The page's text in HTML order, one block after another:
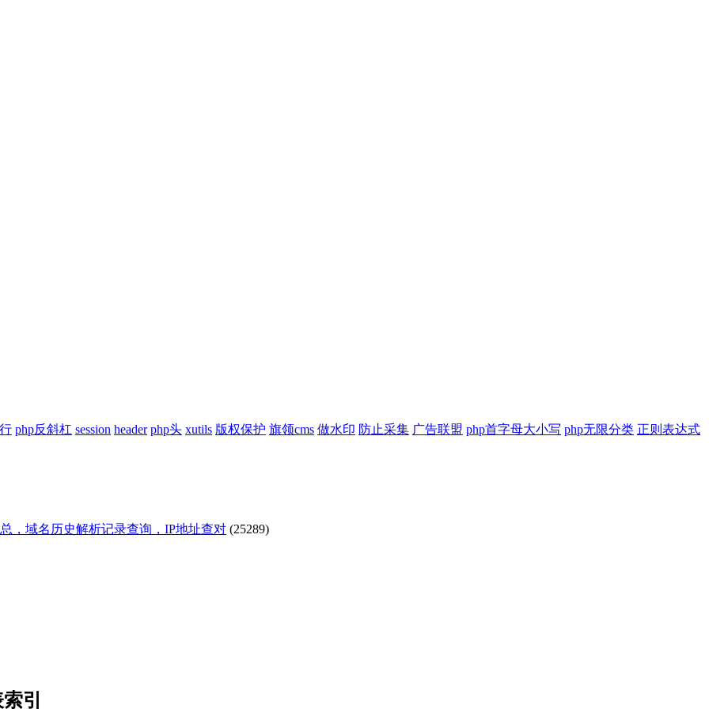
php反斜杠 session header php头 xutils 版权保护 旗领cms 做水印 防止采集 广告联盟 php首字母大小写 php无限分类 正则表达式
，域名历史解析记录查询，IP地址查对 (25289)
引